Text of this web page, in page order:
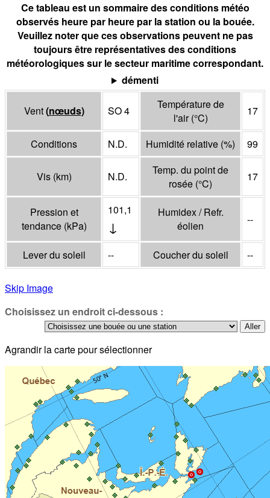
Ce tableau est un sommaire des conditions météo
observés heure par heure par la station ou la bouée.
Veuillez noter que ces observations peuvent ne pas
toujours être représentatives des conditions
météorologiques sur le secteur maritime correspondant.
démenti
Vent(nœuds) SO 4
Température de
l'air(°C)
17
Conditions N.D. Humidité relative (%) 99
Vis (km) N.D.
Temp. du point de
rosée (°C)
17
Pression et
tendance (kPa)
101,1
↓
Humidex / Refr.
éolien
--
Lever du soleil -- Coucher du soleil --
Skip Image
Choisissez un endroit ci-dessous :
Agrandir la carte pour sélectionner